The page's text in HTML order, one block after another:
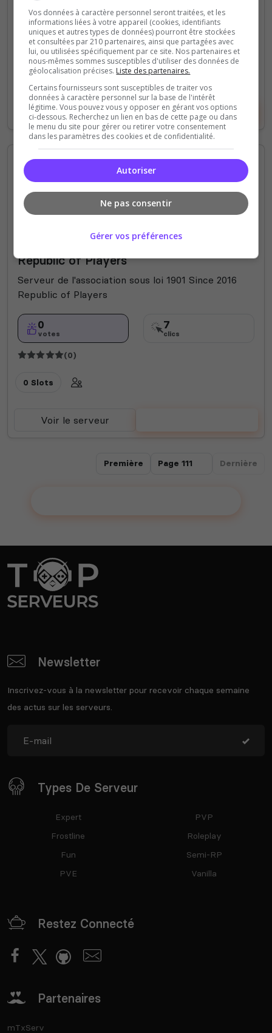
0
votes
10
clics
(1)
30 Slots
Voir le serveur Voter
Republic of Players
Serveur de l'association sous loi 1901 Since 2016
Republic of Players
0
votes
7
clics
(0)
0 Slots
Voir le serveur
Première Dernière
Newsletter
Inscrivez-vous à la newsletter pour recevoir chaque semaine
des actus sur les serveurs.
Types De Serveur
Expert
Frostline
Fun
PVE
PVP
Roleplay
Semi-RP
Vanilla
Restez Connecté
Partenaires
mTxServ
Vos données à caractère personnel seront traitées, et les
informations liées à votre appareil (cookies, identifiants
uniques et autres types de données) pourront être stockées
et consultées par 210 partenaires, ainsi que partagées avec
lui, ou utilisées spécifiquement par ce site. Nos partenaires et
nous-mêmes sommes susceptibles d'utiliser des données de
géolocalisation précises. Liste des partenaires.
Certains fournisseurs sont susceptibles de traiter vos
données à caractère personnel sur la base de l'intérêt
légitime. Vous pouvez vous y opposer en gérant vos options
ci-dessous. Recherchez un lien en bas de cette page ou dans
le menu du site pour gérer ou retirer votre consentement
dans les paramètres des cookies et de confidentialité.
Autoriser
Ne pas consentir
Gérer vos préférences